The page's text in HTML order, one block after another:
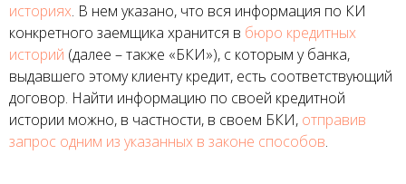
историях. В нем указано, что вся информация по КИ
конкретного заемщика хранится в бюро кредитных
историй (далее – также «БКИ»), с которым у банка,
выдавшего этому клиенту кредит, есть соответствующий
договор. Найти информацию по своей кредитной
истории можно, в частности, в своем БКИ, отправив
запрос одним из указанных в законе способов.